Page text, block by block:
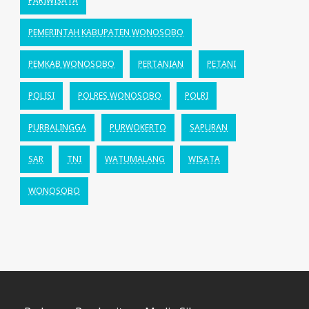
PEMERINTAH KABUPATEN WONOSOBO
PEMKAB WONOSOBO PERTANIAN PETANI
POLISI POLRES WONOSOBO POLRI
PURBALINGGA PURWOKERTO SAPURAN
SAR TNI WATUMALANG WISATA
WONOSOBO